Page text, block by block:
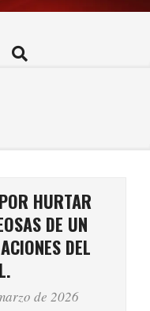
Search
HURTAR
DE UN
DEL
de 2026